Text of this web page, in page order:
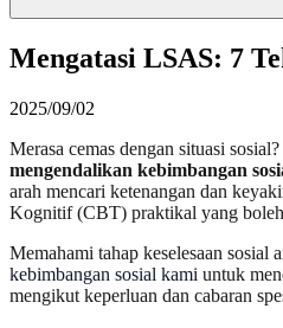
Mengatasi LSAS: 7
2025/09/02
Merasa cemas dengan situasi
mengendalikan kebimbangan
arah mencari ketenangan dan
Kognitif (CBT) praktikal yang
Memahami tahap keselesaan sosial
kebimbangan sosial kami untuk
mengikut keperluan dan cabaran